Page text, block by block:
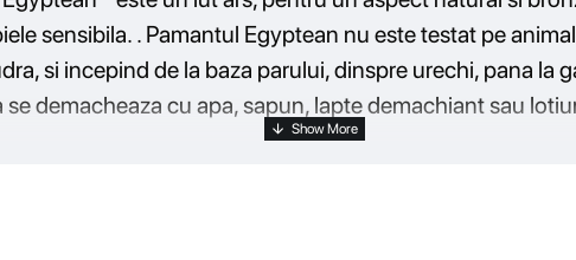
sensibila. . Pamantul Egyptean nu este testat pe
si incepind de la baza parului, dinspre urechi, pana
demacheaza cu apa, sapun, lapte demachiant sau